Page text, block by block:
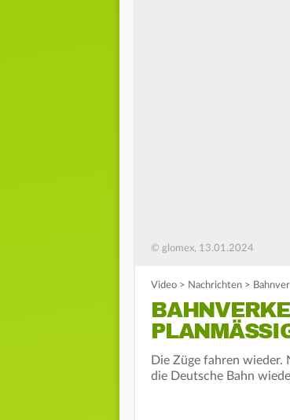
© glomex, 13.01.2024
Video > Nachrichten >
Die Züge fahren wieder.
die Deutsche Bahn